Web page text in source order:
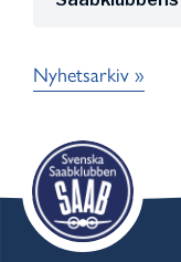
Nyhetsarkiv »